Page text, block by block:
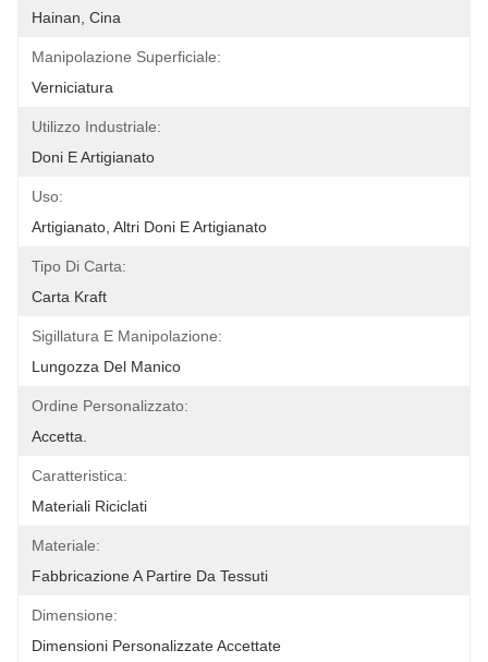
Hainan, Cina
Manipolazione Superficiale:
Verniciatura
Utilizzo Industriale:
Doni E Artigianato
Uso:
Artigianato, Altri Doni E Artigianato
Tipo Di Carta:
Carta Kraft
Sigillatura E Manipolazione:
Lungozza Del Manico
Ordine Personalizzato:
Accetta.
Caratteristica:
Materiali Riciclati
Materiale:
Fabbricazione A Partire Da Tessuti
Dimensione:
Dimensioni Personalizzate Accettate